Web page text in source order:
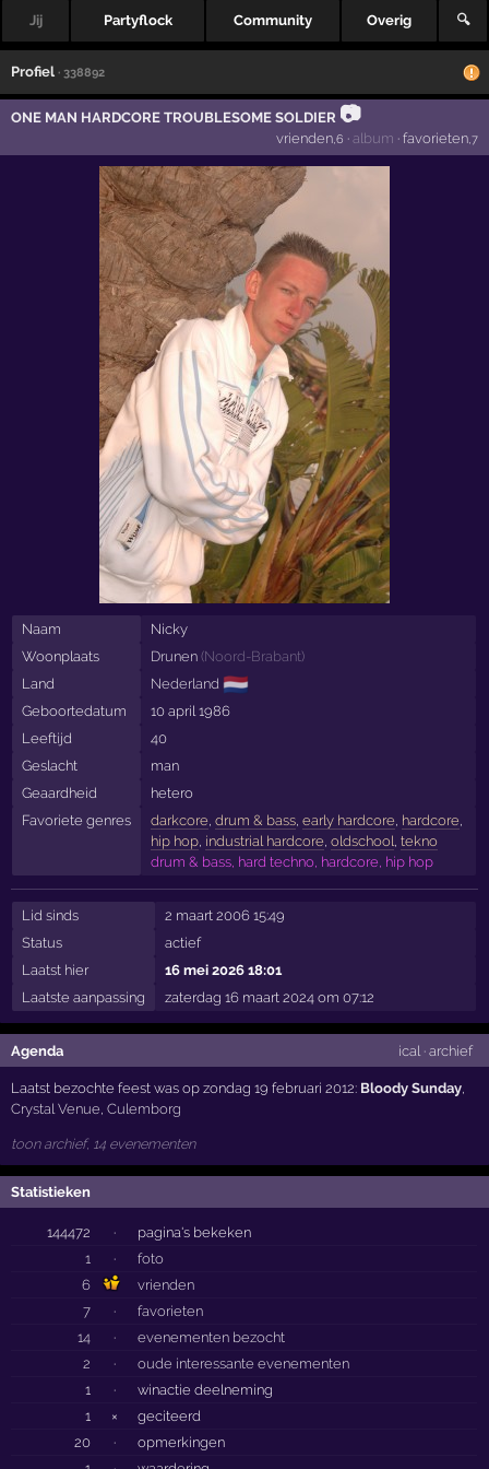
Jij Partyflock Community Overig 🔍
Profiel · 338892
ONE MAN HARDCORE TROUBLESOME SOLDIER 📷
vrienden,6 · album · favorieten,7
Naam
Nicky
Woonplaats
Drunen (Noord-Brabant)
Land
Nederland 🇳🇱
Geboortedatum
10 april 1986
Leeftijd
40
Geslacht
man
Geaardheid
hetero
Favoriete genres
darkcore, drum & bass, early hardcore, hardcore,
hip hop, industrial hardcore, oldschool, tekno
drum & bass, hard techno, hardcore, hip hop
Lid sinds
2 maart 2006 15:49
Status
actief
Laatst hier
16 mei 2026 18:01
Laatste aanpassing
zaterdag 16 maart 2024 om 07:12
Agenda ical · archief
Laatst bezochte feest was op zondag 19 februari 2012: Bloody Sunday
Crystal Venue ,Culemborg
toon archief, 14 evenementen
Statistieken
144472 ·
pagina's bekeken
1
·
foto
6
vrienden
7
·
favorieten
14
·
evenementen bezocht
2
·
oude interessante evenementen
1
·
winactie deelneming
1
×
geciteerd
20
·
opmerkingen